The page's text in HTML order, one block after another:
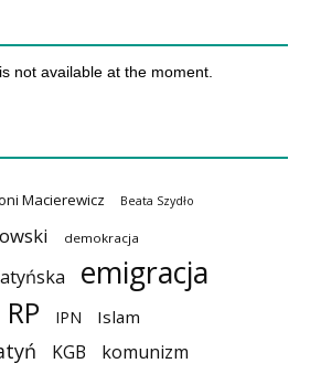
not available at the moment.
Macierewicz Beata Szydło
demokracja
emigracja
IPN Islam
KGB komunizm